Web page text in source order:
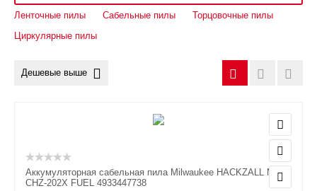
Ленточные пилы Сабельные пилы
Торцовочные пилы
Циркулярные пилы
Дешевые выше
Аккумуляторная сабельная пила Milwaukee HACKZALL M12
CHZ-202X FUEL 4933447738